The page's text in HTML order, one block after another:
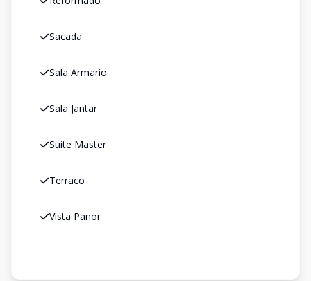
Sacada
Sala Armario
Sala Jantar
Suite Master
Terraco
Vista Panor